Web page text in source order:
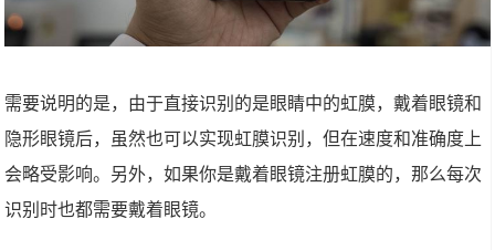
需要说明的是，由于直接识别的是眼睛中的虹膜，戴着眼镜和
隐形眼镜后，虽然也可以实现虹膜识别，但在速度和准确度上
会略受影响。另外，如果你是戴着眼镜注册虹膜的，那么每次
识别时也都需要戴着眼镜。